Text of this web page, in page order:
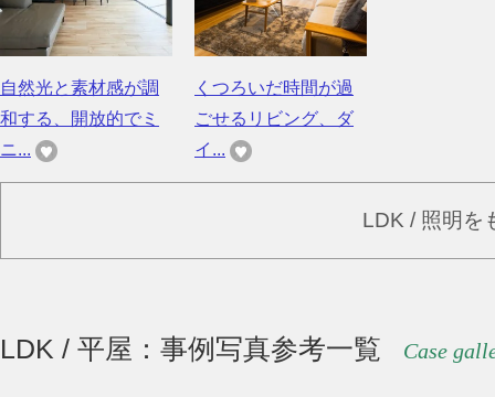
自然光と素材感が調
和する、開放的でミ
ニ...
くつろいだ時間が過
ごせるリビング、ダ
イ...
LDK / 照明を
LDK / 平屋：事例写真参考一覧 Case